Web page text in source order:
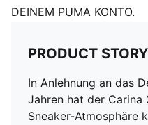
Futter: Synthetik;
DEINEM PUMA KONTO.
PRODUCT STORY
In Anlehnung an das
Jahren hat der Carina
Sneaker-Atmosphäre